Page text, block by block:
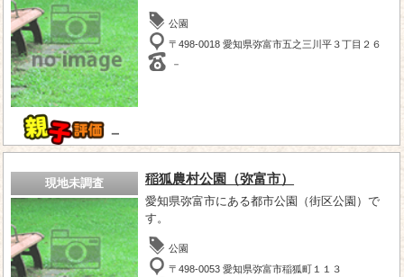
－
公園
〒498-0018 愛知県弥富市五之三川平３丁目２６
－
現地未調査 稲狐農村公園（弥富市）
愛知県弥富市にある都市公園（街区公園）で
す。
公園
〒498-0053 愛知県弥富市稲狐町１１３